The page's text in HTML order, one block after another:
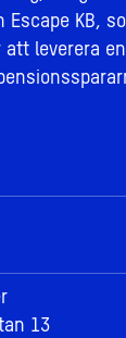
Escape KB,
att leverera
13